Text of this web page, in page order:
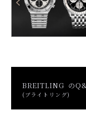
BREITLING の
(ブライトリング)